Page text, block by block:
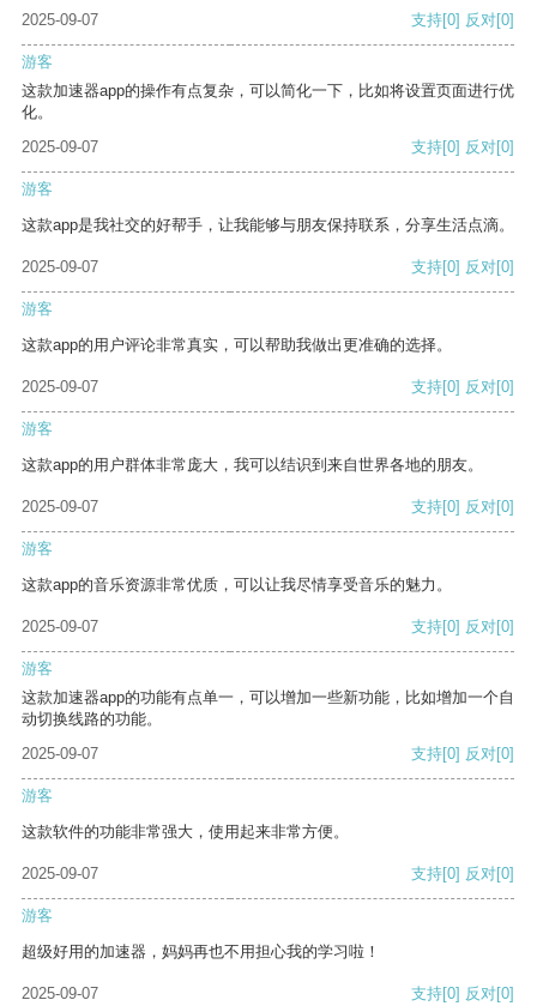
2025-09-07
支持[0] 反对[0]
游客
这款加速器app的操作有点复杂，可以简化一下，比如将设置页面进行优
化。
2025-09-07
支持[0] 反对[0]
游客
这款app是我社交的好帮手，让我能够与朋友保持联系，分享生活点滴。
2025-09-07 支持[0] 反对[0]
游客
这款app的用户评论非常真实，可以帮助我做出更准确的选择。
2025-09-07 支持[0] 反对[0]
游客
这款app的用户群体非常庞大，我可以结识到来自世界各地的朋友。
2025-09-07 支持[0] 反对[0]
游客
这款app的音乐资源非常优质，可以让我尽情享受音乐的魅力。
2025-09-07 支持[0] 反对[0]
游客
这款加速器app的功能有点单一，可以增加一些新功能，比如增加一个自
动切换线路的功能。
2025-09-07
支持[0] 反对[0]
游客
这款软件的功能非常强大，使用起来非常方便。
2025-09-07 支持[0] 反对[0]
游客
超级好用的加速器，妈妈再也不用担心我的学习啦！
2025-09-07 支持[0] 反对[0]